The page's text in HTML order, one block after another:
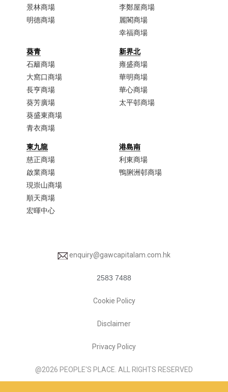
景林商場
明德商場
李鄭屋商場​
麗閣商場
幸福商場
葵青
石籬商場
大窩口商場​
長亨商場
葵芳廣場
葵盛東商場
青衣商場​
新界北
雍盛商場
華明商場
華心商場
太平邨商場
東九龍
慈正商場​
啟業商場​
現崇山商場​
順天商場​
宏暉中心
港島南
利東商場
鴨脷洲邨商場
enquiry@gawcapitalam.com.hk
2583 7488
Cookie Policy
Disclaimer
Privacy Policy
@2026 PEOPLE'S PLACE. ALL RIGHTS RESERVED